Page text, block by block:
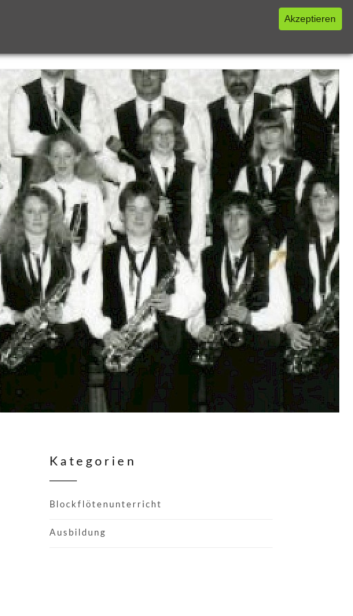
Kategorien
Blockflötenunterricht
Ausbildung
Akzeptieren